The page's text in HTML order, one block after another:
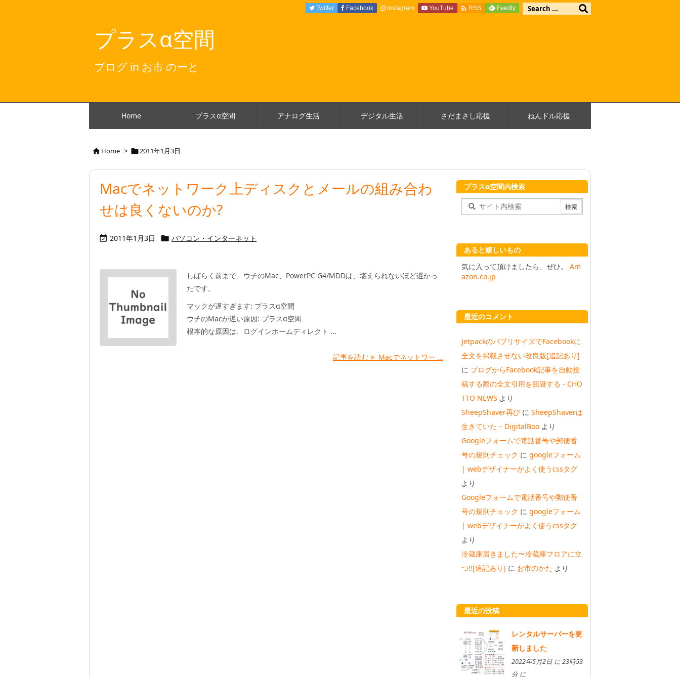
プラスα空間
ブログ in お市 のーと
Home プラスα空間 アナログ生活 デジタル生活 さだまさし応援 ねんドル応援
Twitter Facebook Instagram YouTube  RSS Feedly
Home > 2011年1月3日
Macでネットワーク上ディスクとメールの組み合わ
せは良くないのか?
 2011年1月3日  パソコン・インターネット
しばらく前まで、ウチのMac、PowerPC G4/MDDは、堪えられないほど遅かっ
たです。
マックが遅すぎます: プラスα空間
ウチのMacが遅い原因: プラスα空間
根本的な原因は、ログインホームディレクト ...
記事を読む Macでネットワー ...
プラスα空間内検索
あると嬉しいもの
気に入って頂けましたら、ぜひ。 Am
azon.co.jp
最近のコメント
JetpackのパブリサイズでFacebookに
全文を掲載させない改良版[追記あり]
に ブログからFacebook記事を自動投
稿する際の全文引用を回避する - CHO
TTO NEWS より
SheepShaver再び に SheepShaverは
生きていた – DigitalBoo より
Googleフォームで電話番号や郵便番
号の規則チェック に googleフォーム
| webデザイナーがよく使うcssタグ
より
Googleフォームで電話番号や郵便番
号の規則チェック に googleフォーム
| webデザイナーがよく使うcssタグ
より
冷蔵庫届きました〜冷蔵庫フロアに立
つ!![追記あり] に お市のかた より
最近の投稿
レンタルサーバーを更
新しました
2022年5月2日 に 23時53
分 に